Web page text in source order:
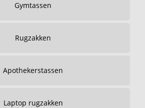
Gymtassen
Rugzakken
Apothekerstassen
Laptop rugzakken